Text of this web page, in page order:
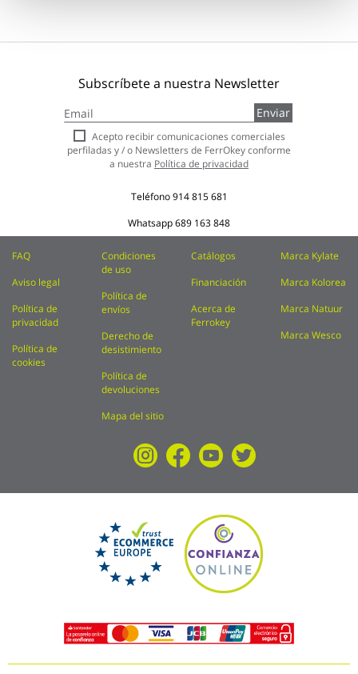
Subscríbete a nuestra Newsletter
a
nuestro
boletín
de
Enviar
Acepto recibir comunicaciones comerciales
perfiladas y / o Newsletters de FerrOkey conforme
a nuestra Política de privacidad
Teléfono914 815 681
Whatsapp689 163 848
FAQ
Aviso legal
Política de
privacidad
Política de
cookies
Condiciones
de uso
Política de
envíos
Derecho de
desistimiento
Política de
devoluciones
Mapa del sitio
Catálogos
Financiación
Acerca de
Ferrokey
Marca Kylate
Marca Kolorea
Marca Natuur
Marca Wesco